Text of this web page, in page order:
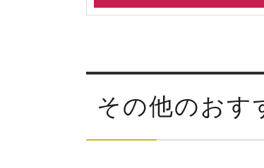
その他のおす